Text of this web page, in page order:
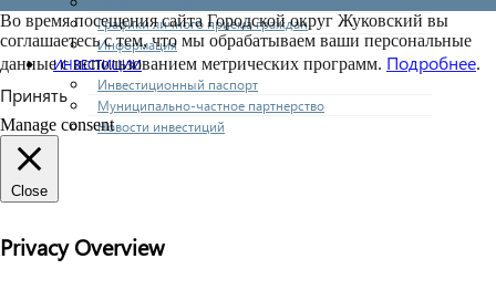
Графики личного приема граждан
Информация
ИНВЕСТИЦИИ
Инвестиционный паспорт
Муниципально-частное партнерство
Новости инвестиций
Во время посещения сайта Городской округ Жуковский вы
соглашаетесь с тем, что мы обрабатываем ваши персональные
данные с использованием метрических программ. Подробнее.
Принять
Manage consent
Close
Privacy Overview